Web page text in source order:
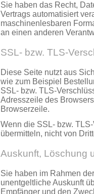
Sie haben das Recht,
Vertrags automatisiert
maschinenlesbaren
an einen anderen
SSL- bzw. TLS-
Diese Seite nutzt aus
wie zum Beispiel
SSL- bzw. TLS-
Adresszeile des
Browserzeile.
Wenn die SSL- bzw.
übermitteln, nicht von
Auskunft, Löschung
Sie haben im Rahmen
unentgeltliche Auskunft
Empfänger und den